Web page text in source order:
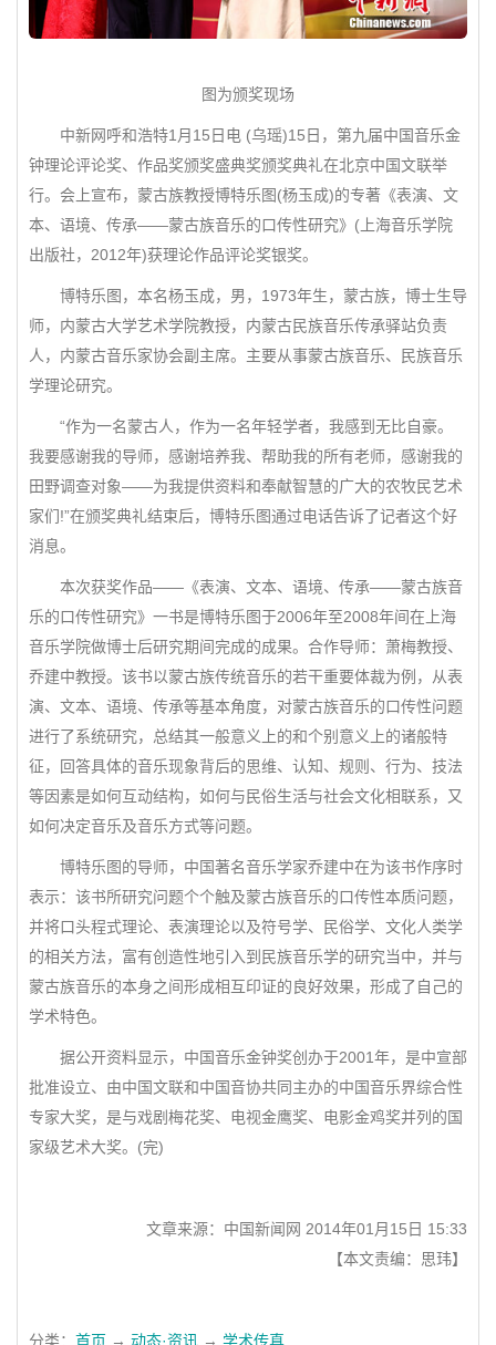
图为颁奖现场
中新网呼和浩特1月15日电 (乌瑶)15日，第九届中国音乐金
钟理论评论奖、作品奖颁奖盛典奖颁奖典礼在北京中国文联举
行。会上宣布，蒙古族教授博特乐图(杨玉成)的专著《表演、文
本、语境、传承——蒙古族音乐的口传性研究》(上海音乐学院
出版社，2012年)获理论作品评论奖银奖。
博特乐图，本名杨玉成，男，1973年生，蒙古族，博士生导
师，内蒙古大学艺术学院教授，内蒙古民族音乐传承驿站负责
人，内蒙古音乐家协会副主席。主要从事蒙古族音乐、民族音乐
学理论研究。
“作为一名蒙古人，作为一名年轻学者，我感到无比自豪。
我要感谢我的导师，感谢培养我、帮助我的所有老师，感谢我的
田野调查对象——为我提供资料和奉献智慧的广大的农牧民艺术
家们!”在颁奖典礼结束后，博特乐图通过电话告诉了记者这个好
消息。
本次获奖作品——《表演、文本、语境、传承——蒙古族音
乐的口传性研究》一书是博特乐图于2006年至2008年间在上海
音乐学院做博士后研究期间完成的成果。合作导师：萧梅教授、
乔建中教授。该书以蒙古族传统音乐的若干重要体裁为例，从表
演、文本、语境、传承等基本角度，对蒙古族音乐的口传性问题
进行了系统研究，总结其一般意义上的和个别意义上的诸般特
征，回答具体的音乐现象背后的思维、认知、规则、行为、技法
等因素是如何互动结构，如何与民俗生活与社会文化相联系，又
如何决定音乐及音乐方式等问题。
博特乐图的导师，中国著名音乐学家乔建中在为该书作序时
表示：该书所研究问题个个触及蒙古族音乐的口传性本质问题，
并将口头程式理论、表演理论以及符号学、民俗学、文化人类学
的相关方法，富有创造性地引入到民族音乐学的研究当中，并与
蒙古族音乐的本身之间形成相互印证的良好效果，形成了自己的
学术特色。
据公开资料显示，中国音乐金钟奖创办于2001年，是中宣部
批准设立、由中国文联和中国音协共同主办的中国音乐界综合性
专家大奖，是与戏剧梅花奖、电视金鹰奖、电影金鸡奖并列的国
家级艺术大奖。(完)
文章来源：中国新闻网 2014年01月15日 15:33
【本文责编：思玮】
分类： 首页 → 动态·资讯 → 学术传真